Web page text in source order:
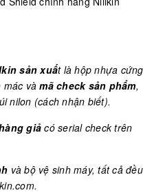
sản xuất là hộp nhựa cứng
mác vàmã check sản phẩm,
nilon (cách nhận biết).
giảcó serial check trên
và bộ vệ sinh máy, tất cả đều